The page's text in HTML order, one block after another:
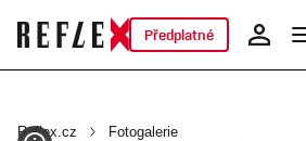
Předplatné
Reflex.cz Fotogalerie